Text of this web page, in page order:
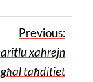
Previous:
xahrejn
taħditiet